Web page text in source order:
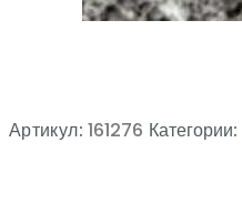
Артикул:161276 Категории: